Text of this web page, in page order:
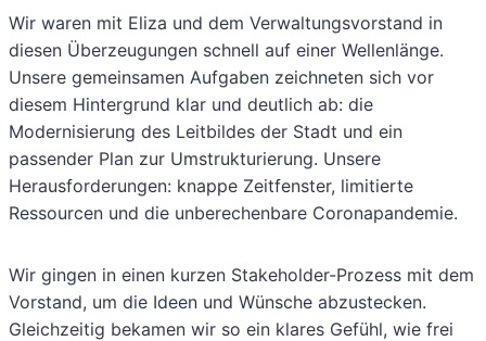
Wir waren mit Eliza und dem Verwaltungsvorstand in
diesen Überzeugungen schnell auf einer Wellenlänge.
Unsere gemeinsamen Aufgaben zeichneten sich vor
diesem Hintergrund klar und deutlich ab: die
Modernisierung des Leitbildes der Stadt und ein
passender Plan zur Umstrukturierung. Unsere
Herausforderungen: knappe Zeitfenster, limitierte
Ressourcen und die unberechenbare Coronapandemie.
Wir gingen in einen kurzen Stakeholder-Prozess mit dem
Vorstand, um die Ideen und Wünsche abzustecken.
Gleichzeitig bekamen wir so ein klares Gefühl, wie frei